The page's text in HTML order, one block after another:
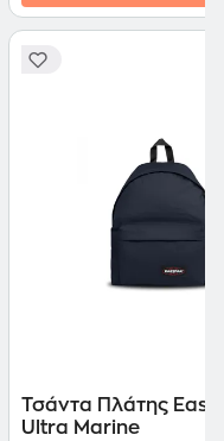
Τσάντα Πλάτης
Ultra Marine